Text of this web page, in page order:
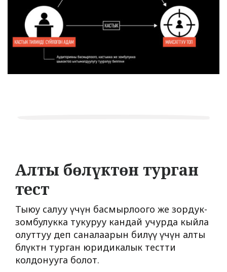
Алты бөлүктөн турган
тест
Тыюу салуу үчүн басмырлоого же зордук-
зомбулукка тукуруу кандай учурда кыйла
олуттуу деп саналаарын билүү үчүн алты
бөлүктөн турган юридикалык тестти
колдонууга болот.